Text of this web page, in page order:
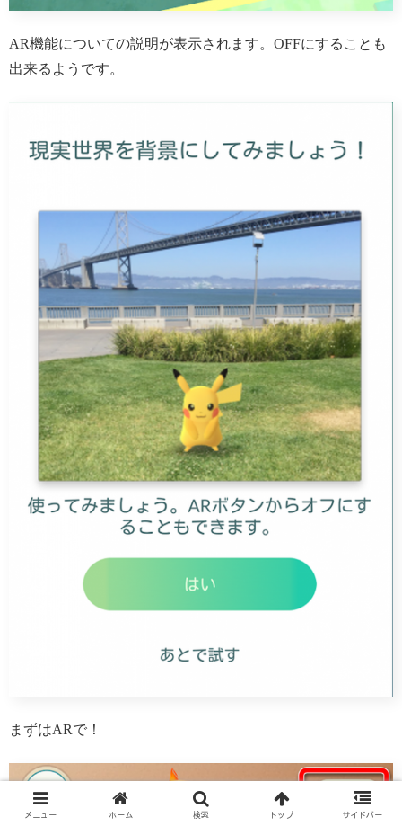
AR機能についての説明が表示されます。OFFにすることも
出来るようです。
まずはARで！
メニュー ホーム 検索 トップ サイドバー